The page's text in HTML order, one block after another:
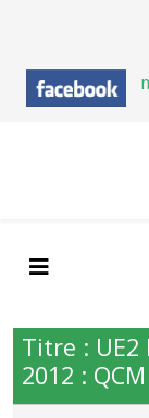
Titre : UE2
2012 : QCM